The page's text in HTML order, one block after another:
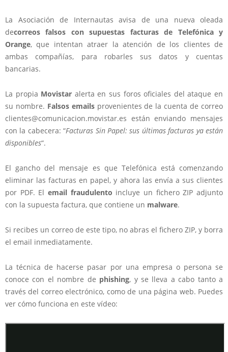
La Asociación de Internautas avisa de una nueva oleada
decorreos falsos con supuestas facturas de Telefónica y
Orange, que intentan atraer la atención de los clientes de
ambas compañías, para robarles sus datos y cuentas
bancarias.
La propia Movistar alerta en sus foros oficiales del ataque en
su nombre. Falsos emails provenientes de la cuenta de correo
clientes@comunicacion.movistar.es están enviando mensajes
con la cabecera: “Facturas Sin Papel: sus últimas facturas ya están
disponibles“.
El gancho del mensaje es que Telefónica está comenzando
eliminar las facturas en papel, y ahora las envía a sus clientes
por PDF. El email fraudulento incluye un fichero ZIPadjunto
con la supuesta factura, que contiene un malware.
Si recibes un correo de este tipo, no abras el fichero ZIP, y borra
el email inmediatamente.
La técnica de hacerse pasar por una empresa o persona se
conoce con el nombre de phishing, y se lleva a cabo tanto a
través del correo electrónico, como de una página web. Puedes
ver cómo funciona en este vídeo: